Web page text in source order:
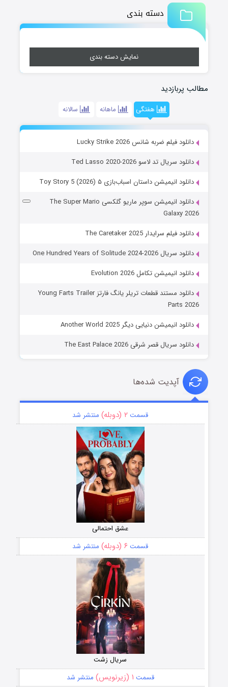
دسته بندی
نمایش دسته بندی
مطالب پربازدید
هفتگی ماهانه سالانه
دانلود فیلم ضربه شانس Lucky Strike 2026
دانلود سریال تد لاسو Ted Lasso 2020-2026
دانلود انیمیشن داستان اسباب‌بازی ۵ Toy Story 5 (2026)
دانلود انیمیشن سوپر ماریو گلکسی The Super Mario
Galaxy 2026
دانلود فیلم سرایدار The Caretaker 2025
دانلود سریال One Hundred Years of Solitude 2024-2026
دانلود انیمیشن تکامل Evolution 2026
دانلود مستند قطعات تریلر یانگ فارتز Young Farts Trailer
Parts 2026
دانلود انیمیشن دنیایی دیگر Another World 2025
دانلود سریال قصر شرقی The East Palace 2026
آپدیت شده‌ها
قسمت ۲ (دوبله) منتشر شد
عشق احتمالی
قسمت ۶ (دوبله) منتشر شد
سریال زشت
قسمت ۱ (زیرنویس) منتشر شد